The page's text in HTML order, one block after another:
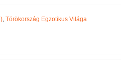
, Törökország Egzotikus Világa